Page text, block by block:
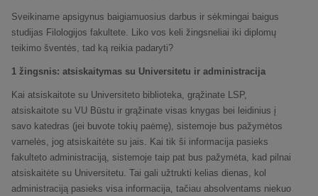
Sveikiname apsigynus baigiamuosius darbus ir sėkmingai baigus
studijas Filologijos fakultete. Liko vos keli žingsneliai iki diplomų
teikimo šventės, tad ką reikia padaryti?
1 žingsnis: atsiskaitymas su Universitetu ir administracija
Kai atsiskaitote su Universiteto biblioteka, grąžinate LSP,
atsiskaitote su VU Būstu ir grąžinate visas knygas bei leidinius į
savo katedras (jei buvote tokių paėmę), sistemoje bus pažymėtos
varnelės, jog atsiskaitėte su jais. Kai tik ši informacija pasieks
fakulteto administraciją, sistemoje taip pat bus pažymėta, kad pilnai
atsiskaitėte su Universitetu. Tai gali užtrukti kelias dienas, kol
administraciją pasieks visa informacija, tačiau absolventams niekuo